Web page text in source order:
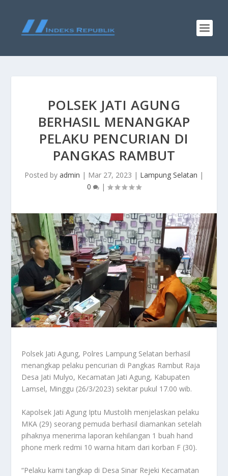
POLSEK JATI AGUNG
BERHASIL MENANGKAP
PELAKU PENCURIAN DI
PANGKAS RAMBUT
Posted by admin | Mar 27, 2023 | Lampung Selatan |
0
|
Polsek Jati Agung, Polres Lampung Selatan berhasil
menangkap pelaku pencurian di Pangkas Rambut Raja
Desa Jati Mulyo, Kecamatan Jati Agung, Kabupaten
Lamsel, Minggu (26/3/2023) sekitar pukul 17.00 wib.
Kapolsek Jati Agung Iptu Mustolih menjelaskan pelaku
MKA (29) seorang pemuda berhasil diamankan setelah
pihaknya menerima laporan kehilangan 1 buah hand
phone merk redmi 10 warna hitam dari korban F (30).
“Pelaku kami tangkap di Desa Sinar Rejeki Kecamatan